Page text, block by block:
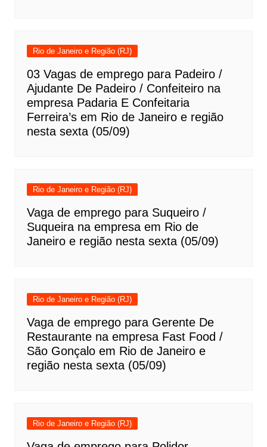
Rio de Janeiro e Região (RJ)
03 Vagas de emprego para Padeiro /
Ajudante De Padeiro / Confeiteiro na
empresa Padaria E Confeitaria
Ferreira’s em Rio de Janeiro e região
nesta sexta (05/09)
Rio de Janeiro e Região (RJ)
Vaga de emprego para Suqueiro /
Suqueira na empresa em Rio de
Janeiro e região nesta sexta (05/09)
Rio de Janeiro e Região (RJ)
Vaga de emprego para Gerente De
Restaurante na empresa Fast Food /
São Gonçalo em Rio de Janeiro e
região nesta sexta (05/09)
Rio de Janeiro e Região (RJ)